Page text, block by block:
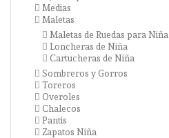
Medias
Maletas
Maletas de Ruedas para Niña
Loncheras de Niña
Cartucheras de Niña
Sombreros y Gorros
Toreros
Overoles
Chalecos
Pantis
Zapatos Niña